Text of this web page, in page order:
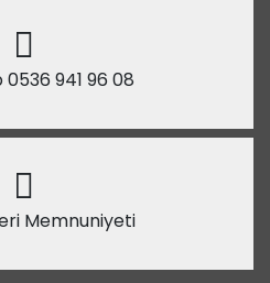
941 96 08
Memnuniyeti